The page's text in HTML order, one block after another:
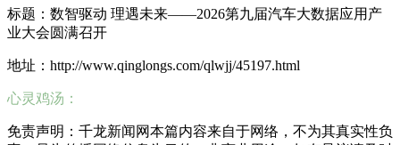
标题：数智驱动 理遇未来——2026第九届汽车大数据应用产
业大会圆满召开
地址：http://www.qinglongs.com/qlwjj/45197.html
心灵鸡汤：
免责声明：千龙新闻网本篇内容来自于网络，不为其真实性负